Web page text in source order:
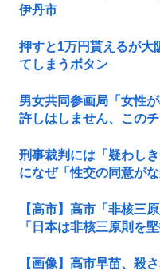
伊丹市
押すと1万円貰えるが大
てしまうボタン
男女共同参画局「女性
許しはしません、この
刑事裁判には「疑わし
になぜ「性交の同意が
【高市】高市「非核三
「日本は非核三原則を
【画像】高市早苗、殺